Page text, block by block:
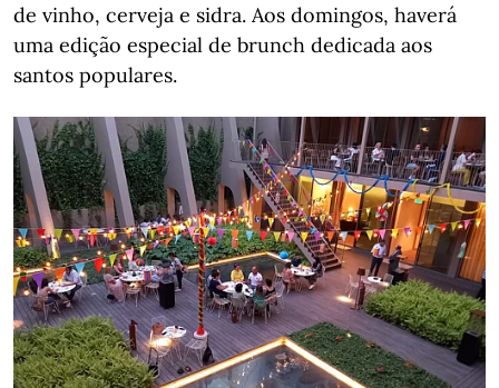
de vinho, cerveja e sidra. Aos domingos, haverá
uma edição especial de brunch dedicada aos
santos populares.